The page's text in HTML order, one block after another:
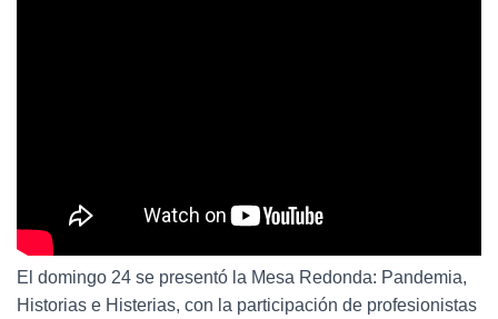
El domingo 24 se presentó la Mesa Redonda: Pandemia,
Historias e Histerias, con la participación de profesionistas